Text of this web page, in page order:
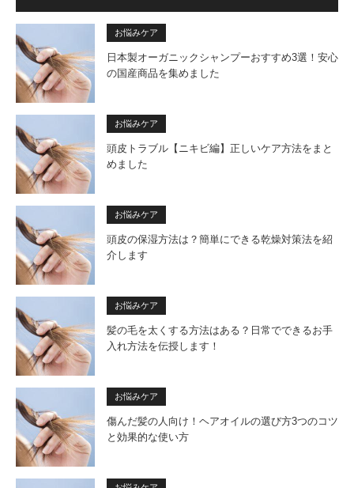
お悩みケア
日本製オーガニックシャンプーおすすめ3選！安心
の国産商品を集めました
お悩みケア
頭皮トラブル【ニキビ編】正しいケア方法をまと
めました
お悩みケア
頭皮の保湿方法は？簡単にできる乾燥対策法を紹
介します
お悩みケア
髪の毛を太くする方法はある？日常でできるお手
入れ方法を伝授します！
お悩みケア
傷んだ髪の人向け！ヘアオイルの選び方3つのコツ
と効果的な使い方